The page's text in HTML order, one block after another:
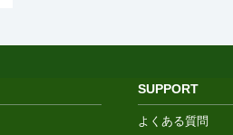
SUPPORT
よくある質問